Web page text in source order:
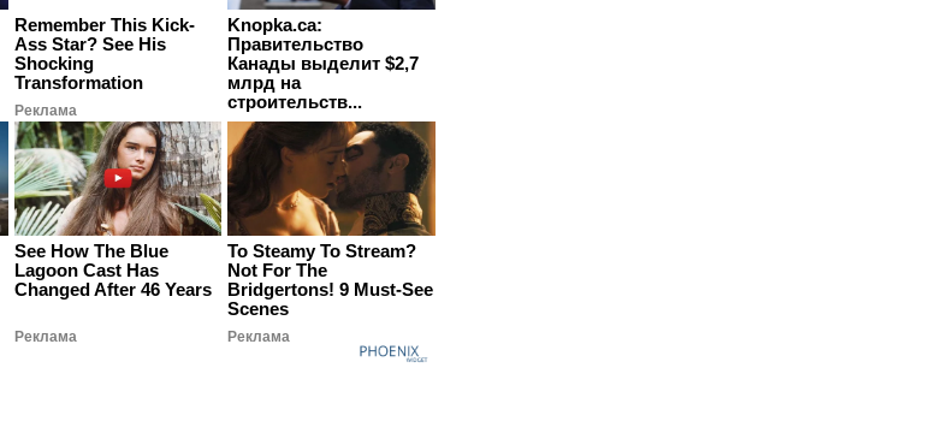
Remember This Kick-
Ass Star? See His
Shocking
Transformation
Реклама
Knopka.ca:
Правительство
Канады выделит $2,7
млрд на
строительств...
See How The Blue
Lagoon Cast Has
Changed After 46 Years
Реклама
To Steamy To Stream?
Not For The
Bridgertons! 9 Must-See
Scenes
Реклама